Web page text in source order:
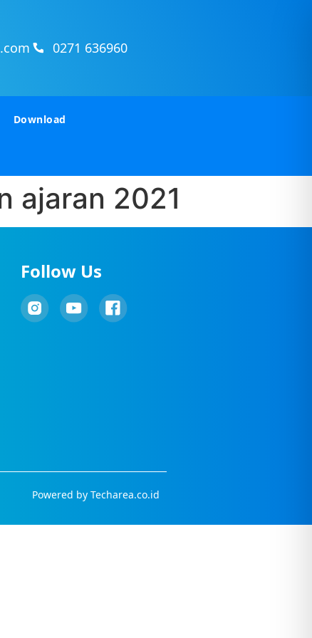
0271 636960
Download
ajaran 2021
Follow Us
Powered by Techarea.co.id